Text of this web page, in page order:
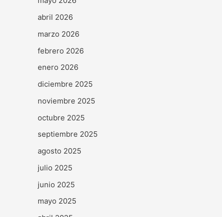
abril 2026
marzo 2026
febrero 2026
enero 2026
diciembre 2025
noviembre 2025
octubre 2025
septiembre 2025
agosto 2025
julio 2025
junio 2025
mayo 2025